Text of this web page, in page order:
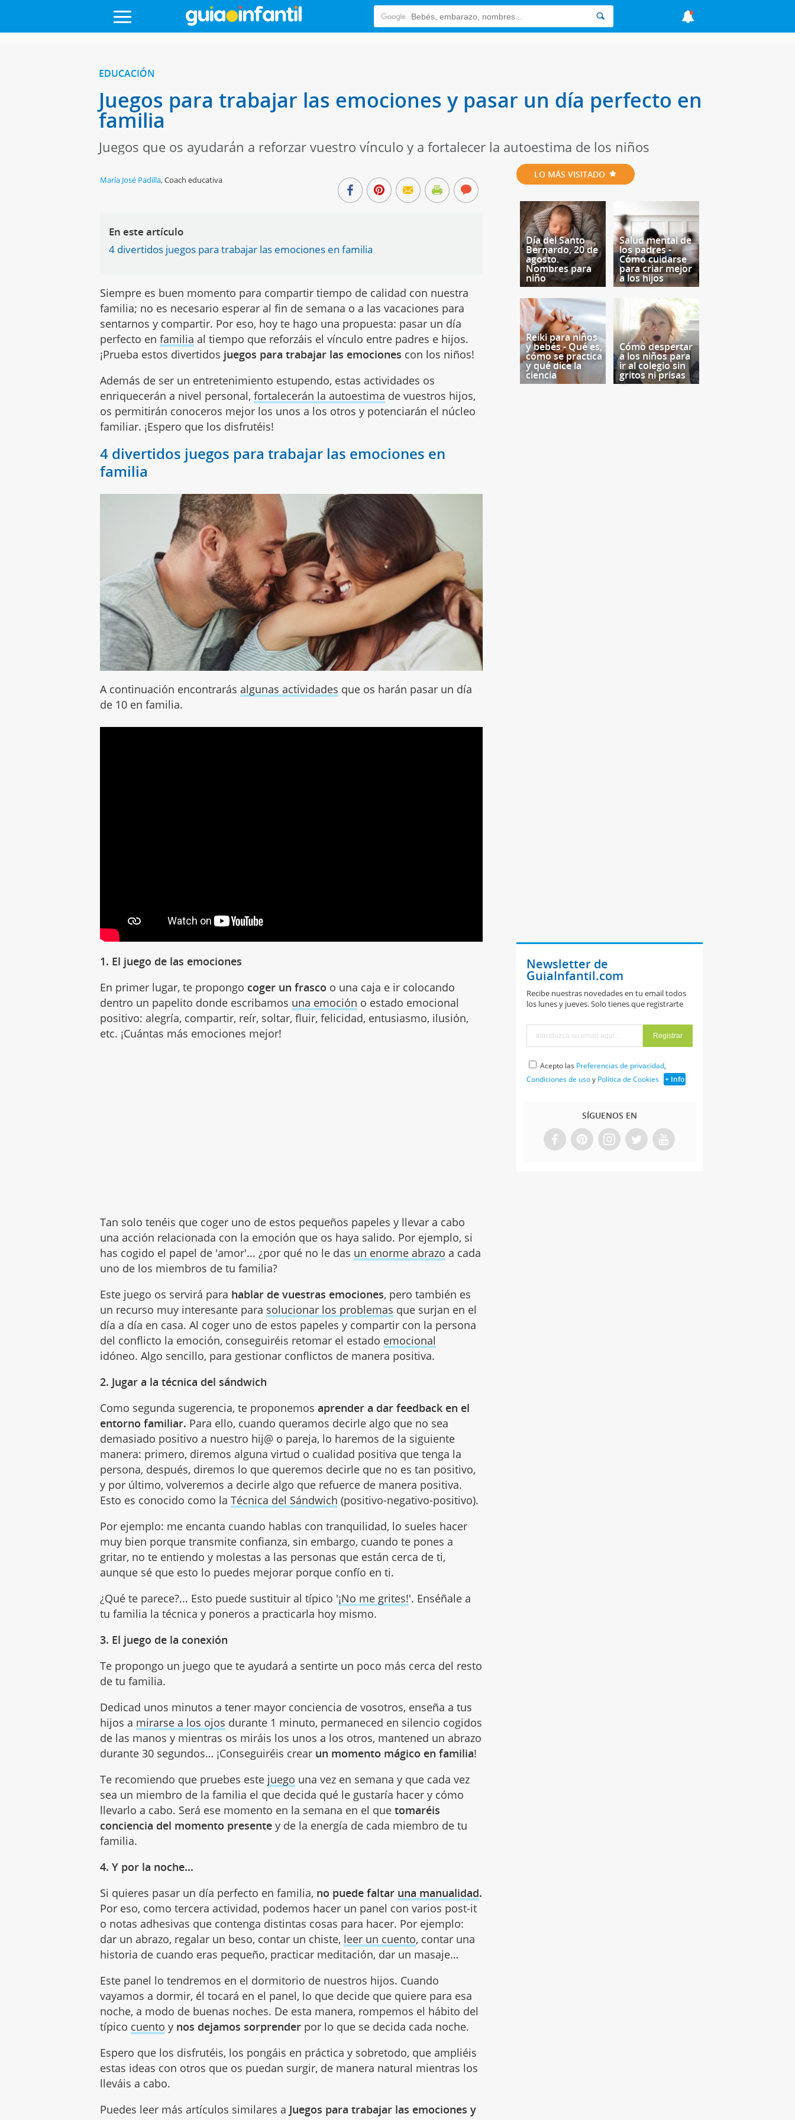
EDUCACIÓN
Juegos para trabajar las emociones y pasar un día perfecto en
familia
Juegos que os ayudarán a reforzar vuestro vínculo y a fortalecer la autoestima de los niños
María José Padilla,Coach educativa
En este artículo
4 divertidos juegos para trabajar las emociones en familia
Siempre es buen momento para compartir tiempo de calidad con nuestra
familia; no es necesario esperar al fin de semana o a las vacaciones para
sentarnos y compartir. Por eso, hoy te hago una propuesta: pasar un día
perfecto enfamilia al tiempo que reforzáis el vínculo entre padres e hijos.
¡Prueba estos divertidos juegos para trabajar las emociones con los niños!
Además de ser un entretenimiento estupendo, estas actividades os
enriquecerán a nivel personal,fortalecerán la autoestima de vuestros hijos,
os permitirán conoceros mejor los unos a los otros y potenciarán el núcleo
familiar. ¡Espero que los disfrutéis!
4 divertidos juegos para trabajar las emociones en
familia
A continuación encontrarás algunas actividades que os harán pasar un día
de 10 en familia.
1. El juego de las emociones
En primer lugar, te propongo coger un frasco o una caja e ir colocando
dentro un papelito donde escribamos una emoción o estado emocional
positivo: alegría, compartir, reír, soltar, fluir, felicidad, entusiasmo, ilusión,
etc. ¡Cuántas más emociones mejor!
Tan solo tenéis que coger uno de estos pequeños papeles y llevar a cabo
una acción relacionada con la emoción que os haya salido. Por ejemplo, si
has cogido el papel de 'amor'... ¿por qué no le das un enorme abrazo a cada
uno de los miembros de tu familia?
Este juego os servirá para hablar de vuestras emociones, pero también es
un recurso muy interesante para solucionar los problemas que surjan en el
día a día en casa. Al coger uno de estos papeles y compartir con la persona
del conflicto la emoción, conseguiréis retomar el estado emocional
idóneo. Algo sencillo, para gestionar conflictos de manera positiva.
2. Jugar a la técnica del sándwich
Como segunda sugerencia, te proponemosaprender a dar feedback en el
entorno familiar. Para ello, cuando queramos decirle algo que no sea
demasiado positivo a nuestro hij@ o pareja, lo haremos de la siguiente
manera: primero, diremos alguna virtud o cualidad positiva que tenga la
persona, después, diremos lo que queremos decirle que no es tan positivo,
y por último, volveremos a decirle algo que refuerce de manera positiva.
Esto es conocido como laTécnica del Sándwich (positivo-negativo-positivo).
Por ejemplo: me encanta cuando hablas con tranquilidad, lo sueles hacer
muy bien porque transmite confianza, sin embargo, cuando te pones a
gritar, no te entiendo y molestas a las personas que están cerca de ti,
aunque sé que esto lo puedes mejorar porque confío en ti.
¿Qué te parece?... Esto puede sustituir al típico '¡No me grites!'. Enséñale a
tu familia la técnica y poneros a practicarla hoy mismo.
3. El juego de la conexión
Te propongo un juego que te ayudará a sentirte un poco más cerca del resto
de tu familia.
Dedicad unos minutos a tener mayor conciencia de vosotros, enseña a tus
hijos a mirarse a los ojos durante 1 minuto, permaneced en silencio cogidos
de las manos y mientras os miráis los unos a los otros, mantened un abrazo
durante 30 segundos… ¡Conseguiréis crear un momento mágico en familia!
Te recomiendo que pruebes este juego una vez en semana y que cada vez
sea un miembro de la familia el que decida qué le gustaría hacer y cómo
llevarlo a cabo. Será ese momento en la semana en el quetomaréis
conciencia del momento presente y de la energía de cada miembro de tu
familia.
4. Y por la noche...
Si quieres pasar un día perfecto en familia, no puede faltar una manualidad.
Por eso, como tercera actividad, podemos hacer un panel con varios post-it
o notas adhesivas que contenga distintas cosas para hacer. Por ejemplo:
dar un abrazo, regalar un beso, contar un chiste, leer un cuento, contar una
historia de cuando eras pequeño, practicar meditación, dar un masaje…
Este panel lo tendremos en el dormitorio de nuestros hijos. Cuando
vayamos a dormir, él tocará en el panel, lo que decide que quiere para esa
noche, a modo de buenas noches. De esta manera, rompemos el hábito del
típico cuento y nos dejamos sorprender por lo que se decida cada noche.
Espero que los disfrutéis, los pongáis en práctica y sobretodo, que ampliéis
estas ideas con otros que os puedan surgir, de manera natural mientras los
lleváis a cabo.
Puedes leer más artículos similares a Juegos para trabajar las emociones y
LO MÁS VISITADO
Día del Santo
Bernardo, 20 de
agosto.
Nombres para
niño
Salud mental de
los padres -
Cómo cuidarse
para criar mejor
a los hijos
Reiki para niños
y bebés - Qué es,
cómo se practica
y qué dice la
ciencia
Cómo despertar
a los niños para
ir al colegio sin
gritos ni prisas
Newsletter de
GuiaInfantil.com
Recibe nuestras novedades en tu email todos
los lunes y jueves. Solo tienes que registrarte
Acepto las Preferencias de privacidad,
Condiciones de usoy Política de Cookies + Info
SÍGUENOS EN